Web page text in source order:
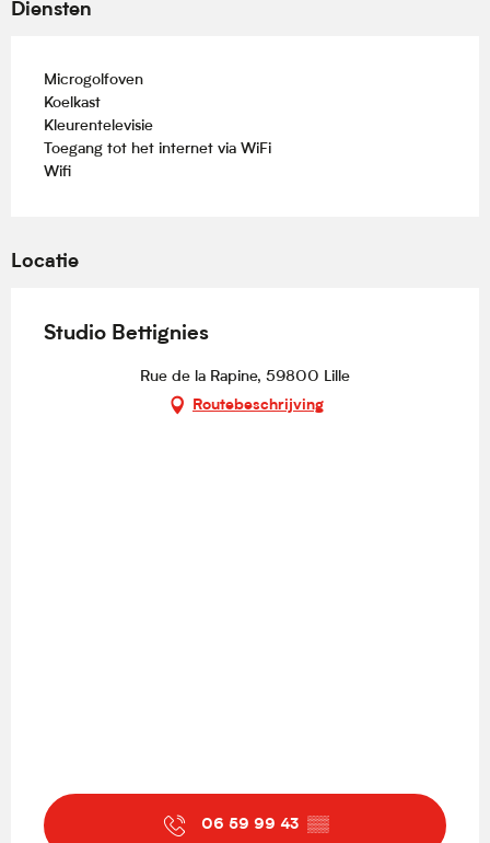
Diensten
Microgolfoven
Koelkast
Kleurentelevisie
Toegang tot het internet via WiFi
Wifi
Locatie
Studio Bettignies
Rue de la Rapine, 59800 Lille
Routebeschrijving
06 59 99 43 ▒▒